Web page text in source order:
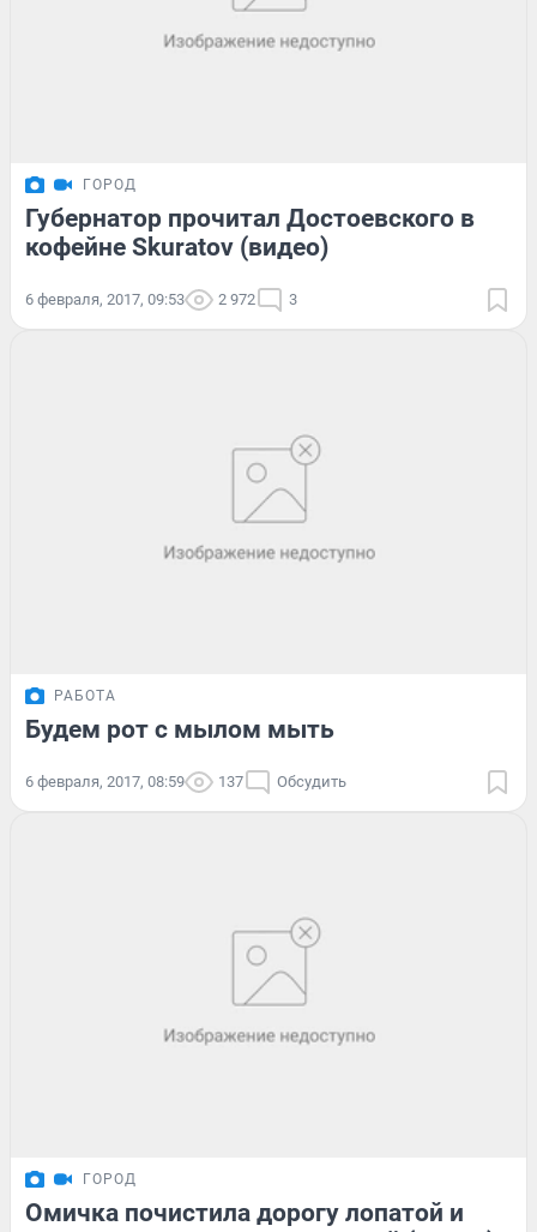
ГОРОД
Губернатор прочитал Достоевского в
кофейне Skuratov (видео)
6 февраля, 2017, 09:53 2 972 3
РАБОТА
Будем рот с мылом мыть
6 февраля, 2017, 08:59 137 Обсудить
ГОРОД
Омичка почистила дорогу лопатой и